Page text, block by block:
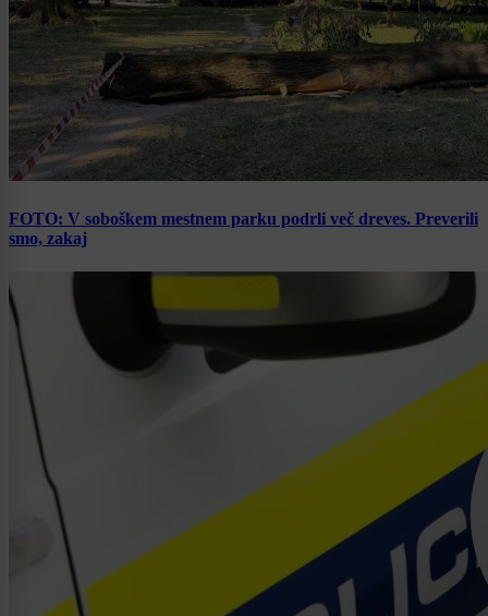
FOTO: V soboškem mestnem parku podrli več dreves. Preverili
smo, zakaj